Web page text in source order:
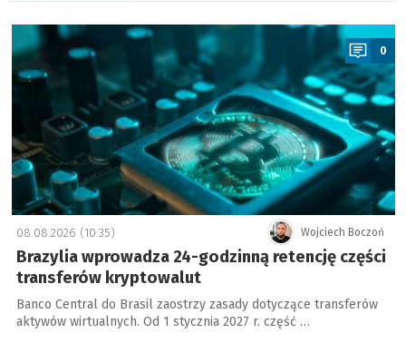
a
0
Wojciech Boczoń
08.08.2026 (10:35)
Brazylia wprowadza 24-godzinną retencję części
transferów kryptowalut
Banco Central do Brasil zaostrzy zasady dotyczące transferów
aktywów wirtualnych. Od 1 stycznia 2027 r. część …